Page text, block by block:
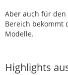
Aber auch für den
Bereich bekommt
Modelle.
Highlights